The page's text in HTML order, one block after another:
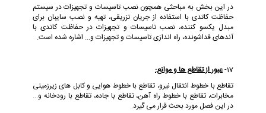
در این بخش به مباحثی همچون نصب تاسیسات و تجهیزات در سیستم
حفاظت کاتدی با استفاده از جریان تزریقی، تهیه و نصب سایبان برای
مبدل یکسو کننده، نصب تاسیسات و تجهیزات در حفاظت کاتدی با
آندهای فداشونده، راه اندازی تاسیسات و تجهیزات و... اشاره شده است.
17- عبور از تقاطع ها و موانع:
تقاطع با خطوط انتقال نیرو، تقاطع با خطوط هوایی و کابل های زیرزمینی
مخابرات، تقاطع با خطوط راه آهن، تقاطع با جاده، تقاطع با رودخانه و...
در این فصل مورد بحث قرار می گیرد.